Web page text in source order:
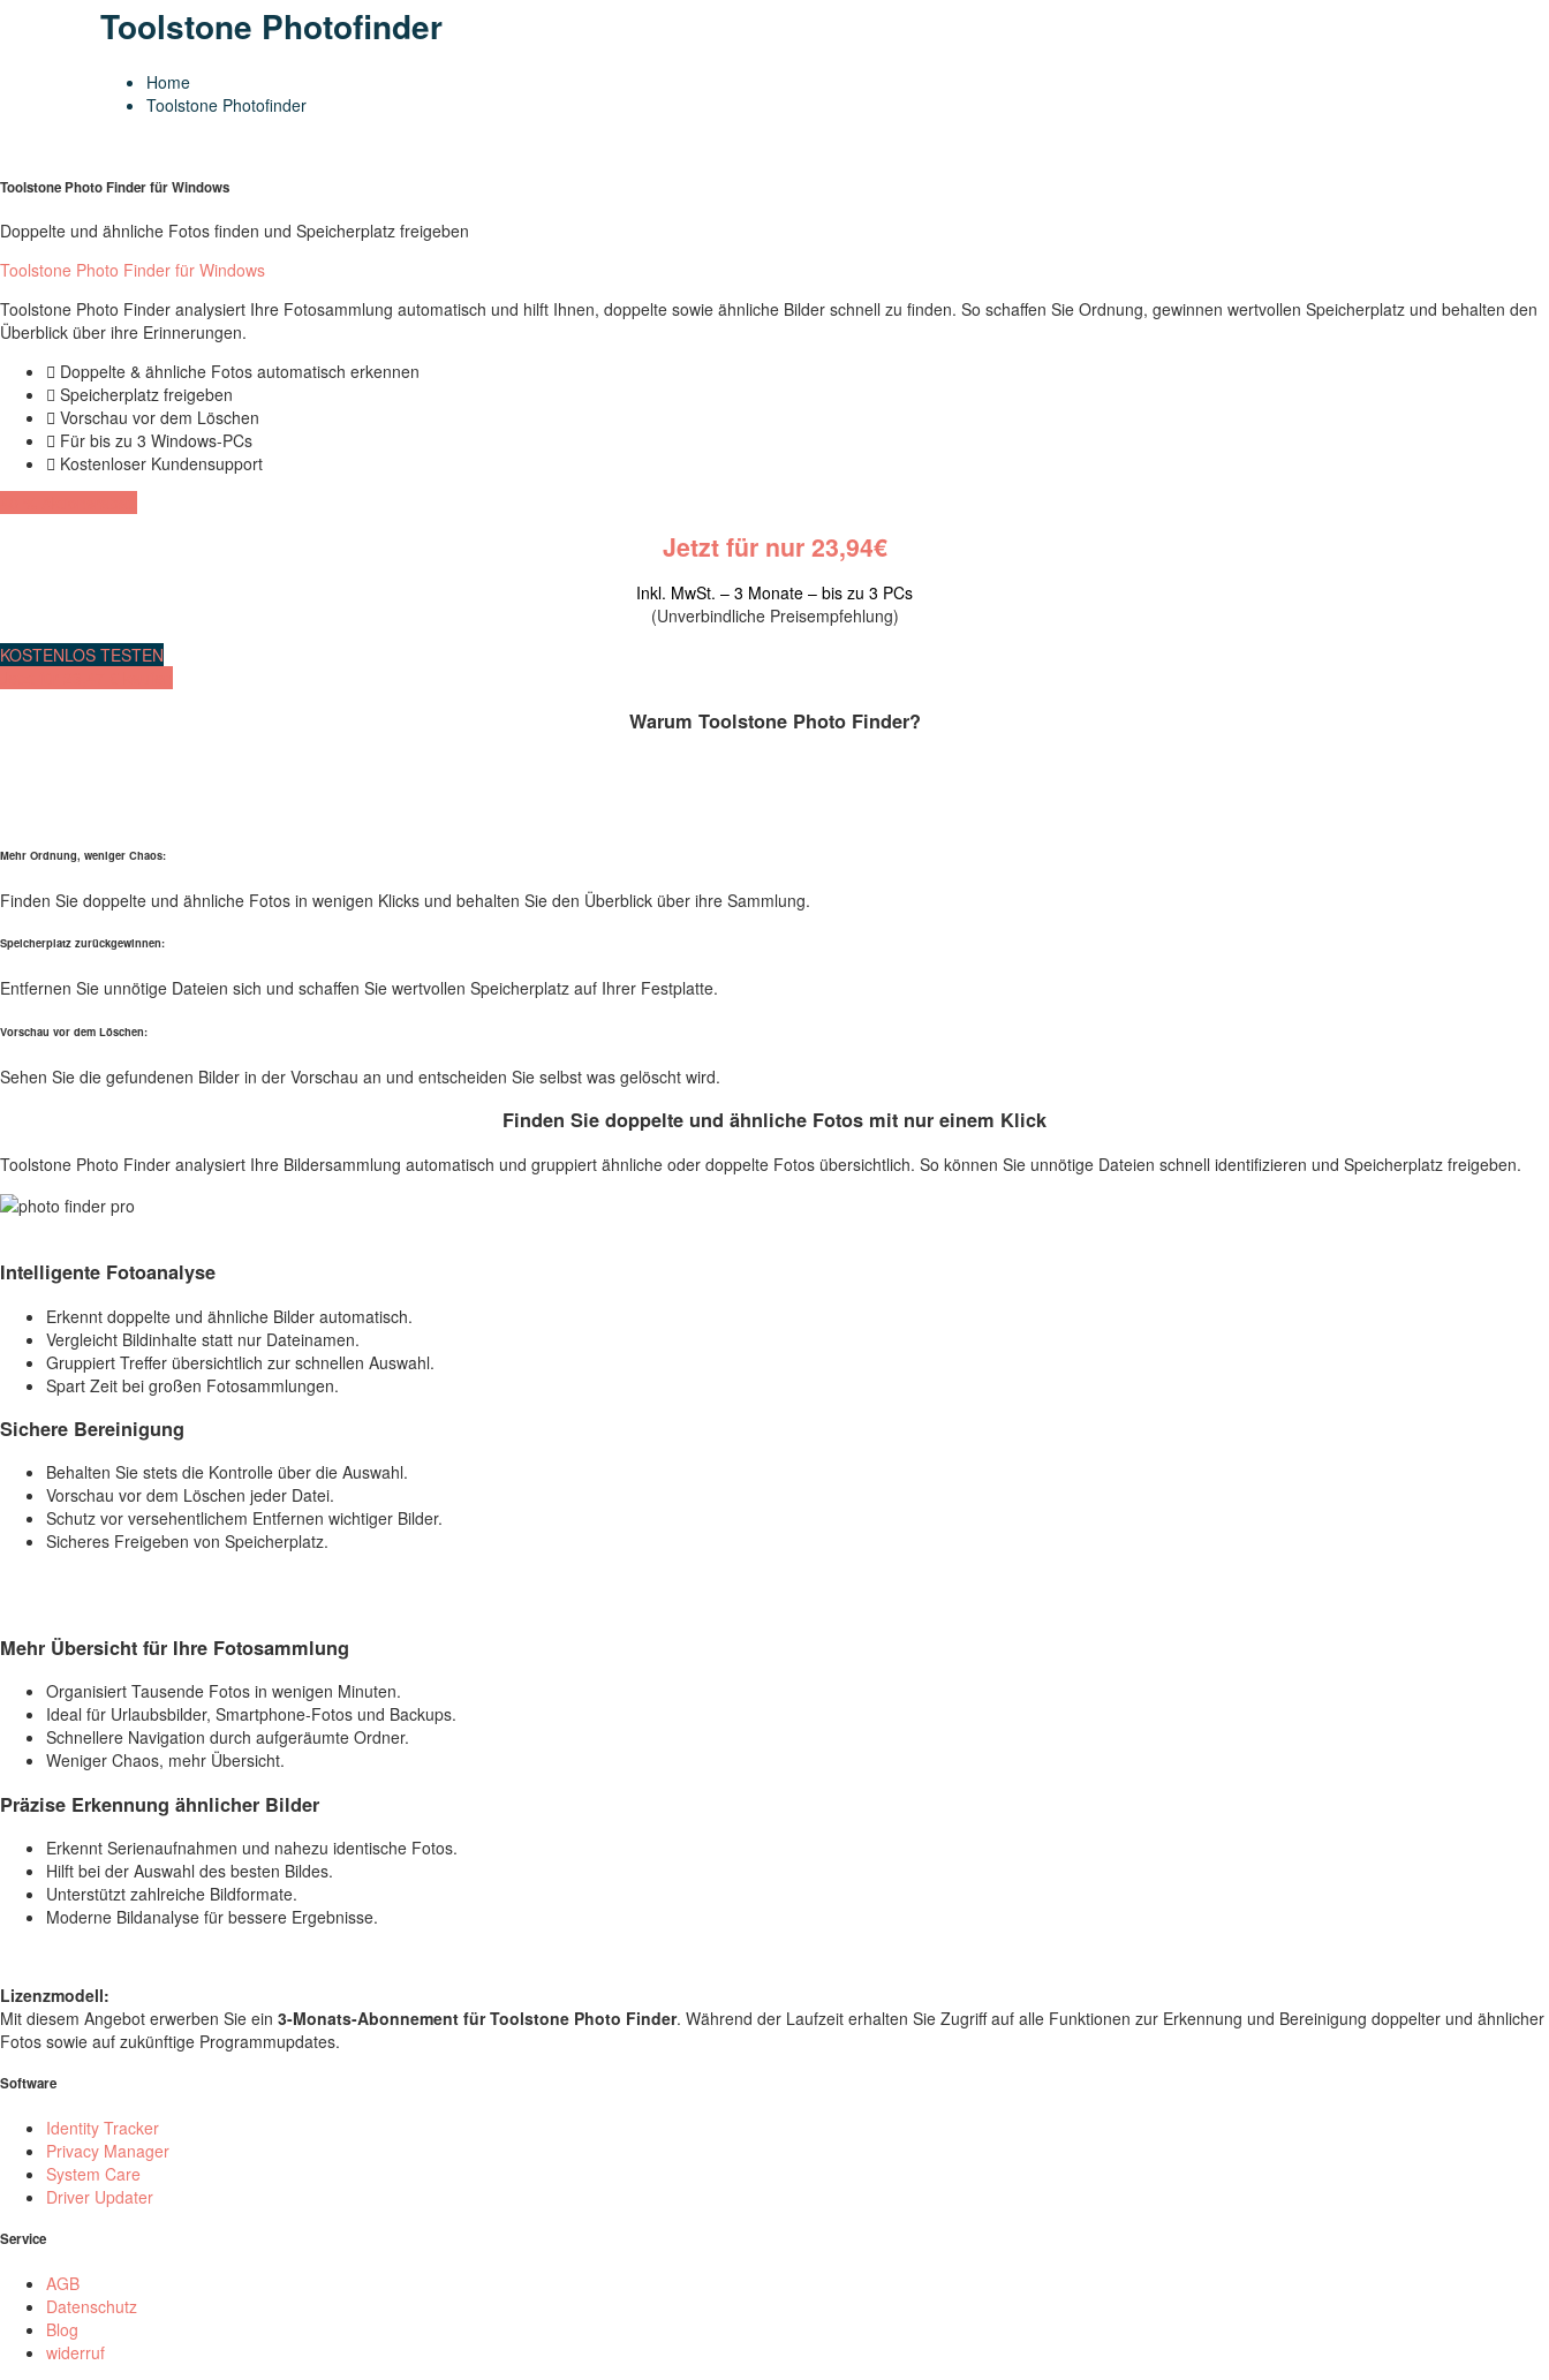
Toolstone Photofinder
Home
Toolstone Photofinder
Toolstone Photo Finder für Windows
Doppelte und ähnliche Fotos finden und Speicherplatz freigeben
Toolstone Photo Finder für Windows
Toolstone Photo Finder analysiert Ihre Fotosammlung automatisch und hilft Ihnen, doppelte sowie ähnliche Bilder schnell zu finden. So schaffen Sie Ordnung, gewinnen wertvollen Speicherplatz und behalten den
Überblick über ihre Erinnerungen.
Doppelte & ähnliche Fotos automatisch erkennen
Speicherplatz freigeben
Vorschau vor dem Löschen
Für bis zu 3 Windows-PCs
Kostenloser Kundensupport
Jetzt für nur 23,94€
Inkl. MwSt. – 3 Monate – bis zu 3 PCs
(Unverbindliche Preisempfehlung)
KOSTENLOS TESTEN
Warum Toolstone Photo Finder?
Mehr Ordnung, weniger Chaos:
Finden Sie doppelte und ähnliche Fotos in wenigen Klicks und behalten Sie den Überblick über ihre Sammlung.
Speicherplatz zurückgewinnen:
Entfernen Sie unnötige Dateien sich und schaffen Sie wertvollen Speicherplatz auf Ihrer Festplatte.
Vorschau vor dem Löschen:
Sehen Sie die gefundenen Bilder in der Vorschau an und entscheiden Sie selbst was gelöscht wird.
Finden Sie doppelte und ähnliche Fotos mit nur einem Klick
Toolstone Photo Finder analysiert Ihre Bildersammlung automatisch und gruppiert ähnliche oder doppelte Fotos übersichtlich. So können Sie unnötige Dateien schnell identifizieren und Speicherplatz freigeben.
Intelligente Fotoanalyse
Erkennt doppelte und ähnliche Bilder automatisch.
Vergleicht Bildinhalte statt nur Dateinamen.
Gruppiert Treffer übersichtlich zur schnellen Auswahl.
Spart Zeit bei großen Fotosammlungen.
Sichere Bereinigung
Behalten Sie stets die Kontrolle über die Auswahl.
Vorschau vor dem Löschen jeder Datei.
Schutz vor versehentlichem Entfernen wichtiger Bilder.
Sicheres Freigeben von Speicherplatz.
Mehr Übersicht für Ihre Fotosammlung
Organisiert Tausende Fotos in wenigen Minuten.
Ideal für Urlaubsbilder, Smartphone-Fotos und Backups.
Schnellere Navigation durch aufgeräumte Ordner.
Weniger Chaos, mehr Übersicht.
Präzise Erkennung ähnlicher Bilder
Erkennt Serienaufnahmen und nahezu identische Fotos.
Hilft bei der Auswahl des besten Bildes.
Unterstützt zahlreiche Bildformate.
Moderne Bildanalyse für bessere Ergebnisse.
Lizenzmodell:
Mit diesem Angebot erwerben Sie ein 3-Monats-Abonnement für Toolstone Photo Finder. Während der Laufzeit erhalten Sie Zugriff auf alle Funktionen zur Erkennung und Bereinigung doppelter und ähnlicher
Fotos sowie auf zukünftige Programmupdates.
Software
Identity Tracker
Privacy Manager
System Care
Driver Updater
Service
AGB
Datenschutz
Blog
widerruf